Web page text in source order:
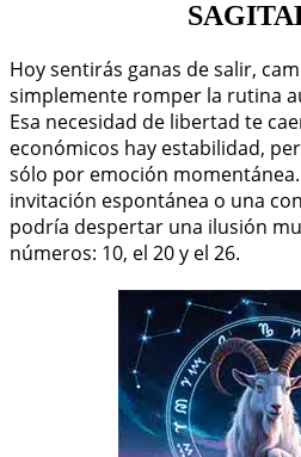
Hoy sentirás ganas de salir,
simplemente romper la rutina
Esa necesidad de libertad te
económicos hay estabilidad,
sólo por emoción
invitación espontánea o una
podría despertar una ilusión
números: 10, el 20 y el 26.